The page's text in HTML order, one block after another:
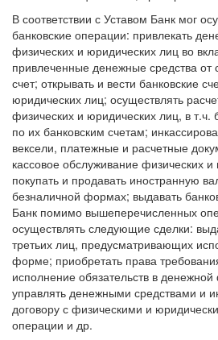
В соответствии с Уставом Банк мог
банковские операции: привлекать
физических и юридических лиц во
привлеченные денежные средства от
счет; открывать и вести банковские
юридических лиц; осуществлять
физических и юридических лиц, в т.ч.
по их банковским счетам;
вексели, платежные и расчетные
кассовое обслуживание физических
покупать и продавать иностранную
безналичной формах; выдавать
Банк помимо вышеперечисленных
осуществлять следующие сделки:
третьих лиц, предусматривающих
форме; приобретать права
исполнение обязательств в
управлять денежными средствами и
договору с физическими и
операции и др.